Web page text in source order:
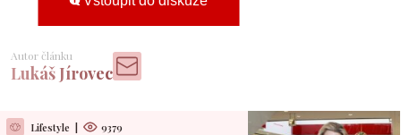
Autor článku
Lukáš Jírovec
Lifestyle 9379